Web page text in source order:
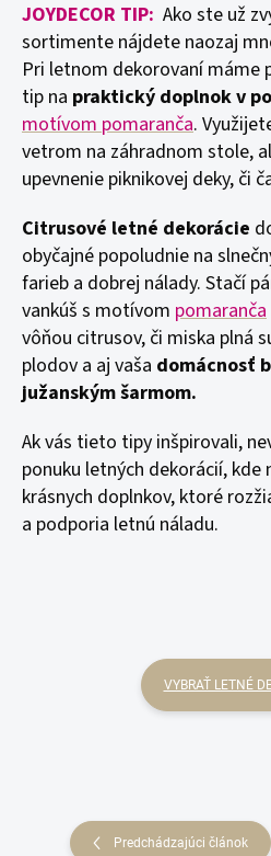
JOYDECOR TIP: Ako ste už
sortimente nájdete naozaj
Pri letnom dekorovaní máme
tip na praktický doplnok v
motívom pomaranča.
vetrom na záhradnom stole,
upevnenie piknikovej deky, či
Citrusové letné dekorácie
obyčajné popoludnie na
farieb a dobrej nálady. Stačí
vankúš s motívom pomaranča
vôňou citrusov, či miska plná
plodov a aj vaša domácnosť
južanským šarmom.
Ak vás tieto tipy inšpirovali,
ponuku letných dekorácií,
krásnych doplnkov, ktoré
a podporia letnú náladu.
VYBRAŤ LETNÉ
Predchádzajúci článok